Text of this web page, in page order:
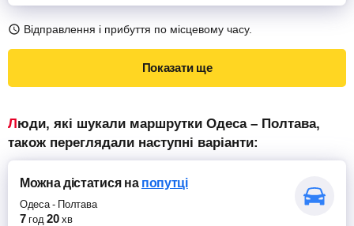
Відправлення і прибуття по місцевому часу.
Показати ще
Люди, які шукали маршрутки Одеса – Полтава,
також переглядали наступні варіанти:
Можна дістатисяна попутці
Одеса- Полтава
7 год 20 хв